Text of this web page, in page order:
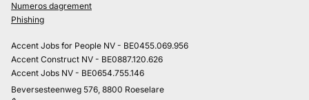
Numeros dagrement
Phishing
Accent Jobs for People NV - BE0455.069.956
Accent Construct NV - BE0887.120.626
Accent Jobs NV - BE0654.755.146
Beversesteenweg 576, 8800 Roeselare